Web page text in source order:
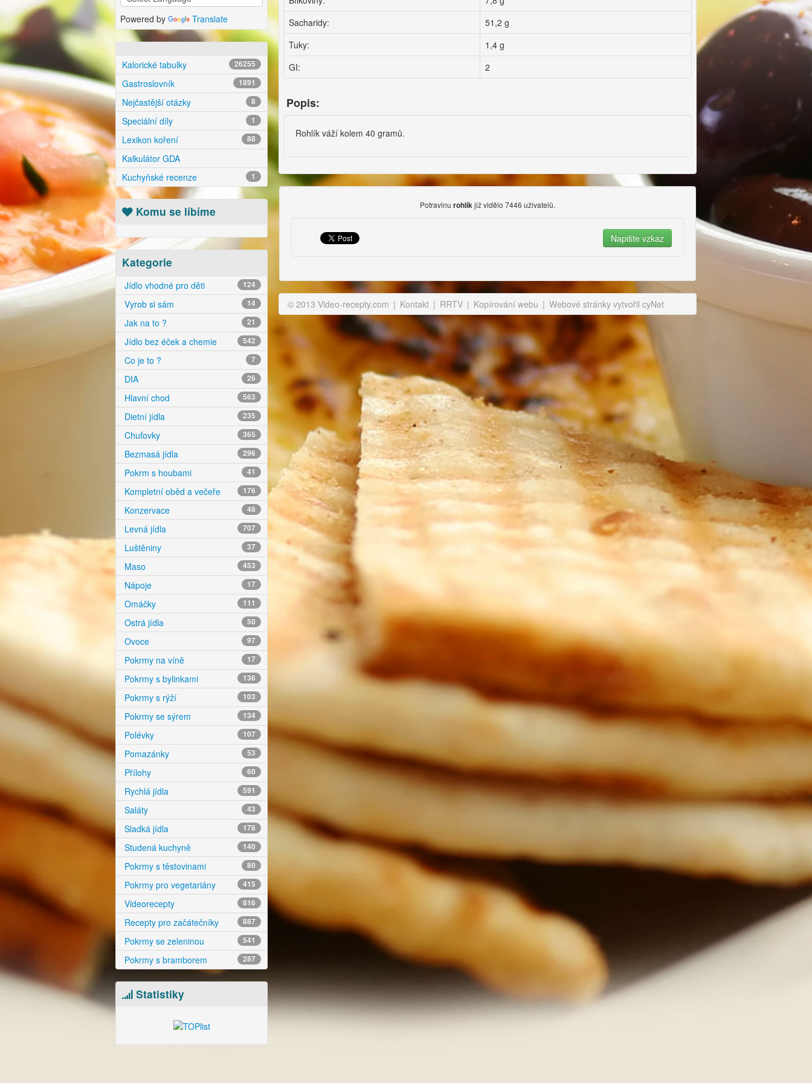
Powered by Translate
Kalorické tabulky 26255
Gastroslovník 1891
Nejčastější otázky 8
Speciální díly 1
Lexikon koření 88
Kalkulátor GDA
Kuchyňské recenze
1
Komu se líbíme
Kategorie
Jídlo vhodné pro děti 124
Vyrob si sám 14
Jak na to ? 21
Jídlo bez éček a chemie 542
Co je to ? 7
DIA 26
Hlavní chod 563
Dietní jídla 235
Chuťovky 365
Bezmasá jídla 296
Pokrm s houbami 41
Kompletní oběd a večeře 176
Konzervace 48
Levná jídla 707
Luštěniny 37
Maso 453
Nápoje 17
Omáčky 111
Ostrá jídla 50
Ovoce 97
Pokrmy na víně 17
Pokrmy s bylinkami 136
Pokrmy s rýží 103
Pokrmy se sýrem 134
Polévky 107
Pomazánky 53
Přílohy 60
Rychlá jídla 591
Saláty 43
Sladká jídla 178
Studená kuchyně 140
Pokrmy s těstovinami 80
Pokrmy pro vegetariány 415
Videorecepty 816
Recepty pro začátečníky 887
Pokrmy se zeleninou 541
Pokrmy s bramborem 287
Statistiky
Sacharidy:
51,2 g
Tuky:
1,4 g
GI:
2
Popis:
Rohlík váží kolem 40 gramů.
Potravinu rohlíkjiž vidělo 7446 uživatelů.
© 2013 Video-recepty.com | Kontakt | RRTV | Kopírování webu | Webové stránky vytvořil cyNet